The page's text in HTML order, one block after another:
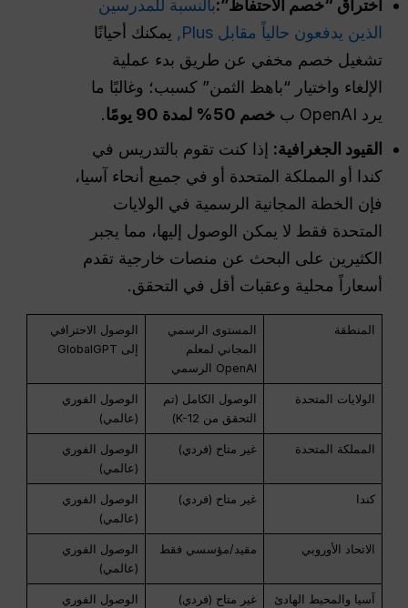
اختراق “خصم الاحتفاظ”:بالنسبة للمدرسين
الذين يدفعون حالياً مقابل Plus,
يمكنك أحيانًا
تشغيل خصم مخفي عن طريق بدء عملية
الإلغاء واختيار “باهظ الثمن” كسبب؛ وغالبًا ما
يرد OpenAI ب
خصم 50% لمدة 90 يومًا
.
القيود الجغرافية: إذا كنت تقوم بالتدريس في
كندا أو المملكة المتحدة أو في جميع أنحاء آسيا،
فإن الخطة المجانية الرسمية في الولايات
المتحدة فقط لا يمكن الوصول إليها، مما يجبر
الكثيرين على البحث عن منصات خارجية تقدم
أسعاراً محلية وعقبات أقل في التحقق.
المنطقة
المستوى الرسمي
المجاني لمعلم
OpenAI الرسمي
الوصول الاحترافي
إلى GlobalGPT
الولايات المتحدة
الوصول الكامل (تم
التحقق من K-12)
الوصول الفوري
(عالمي)
المملكة المتحدة غير متاح (فردي)
الوصول الفوري
(عالمي)
كندا غير متاح (فردي)
الوصول الفوري
(عالمي)
الاتحاد الأوروبي مقيد/مؤسسي فقط
الوصول الفوري
(عالمي)
آسيا والمحيط الهادئ غير متاح (فردي)
الوصول الفوري